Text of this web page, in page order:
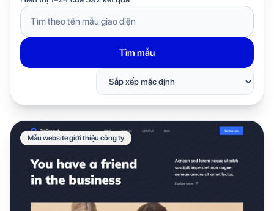
Tìm
kiếm
mẫu
giao
diện
Tìm mẫu
Mẫu website giới thiệu công ty